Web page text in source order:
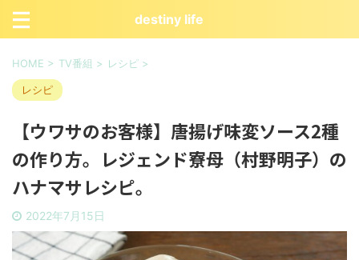
destiny life
HOME > TV番組 > レシピ >
レシピ
【ウワサのお客様】唐揚げ味変ソース2種
の作り方。レジェンド寮母（村野明子）の
ハナマサレシピ。
2022年7月15日